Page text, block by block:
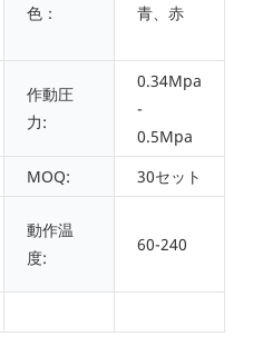
色： 青、赤
作動圧
力:
0.34Mpa
-
0.5Mpa
MOQ: 30セット
動作温
度:
60-240